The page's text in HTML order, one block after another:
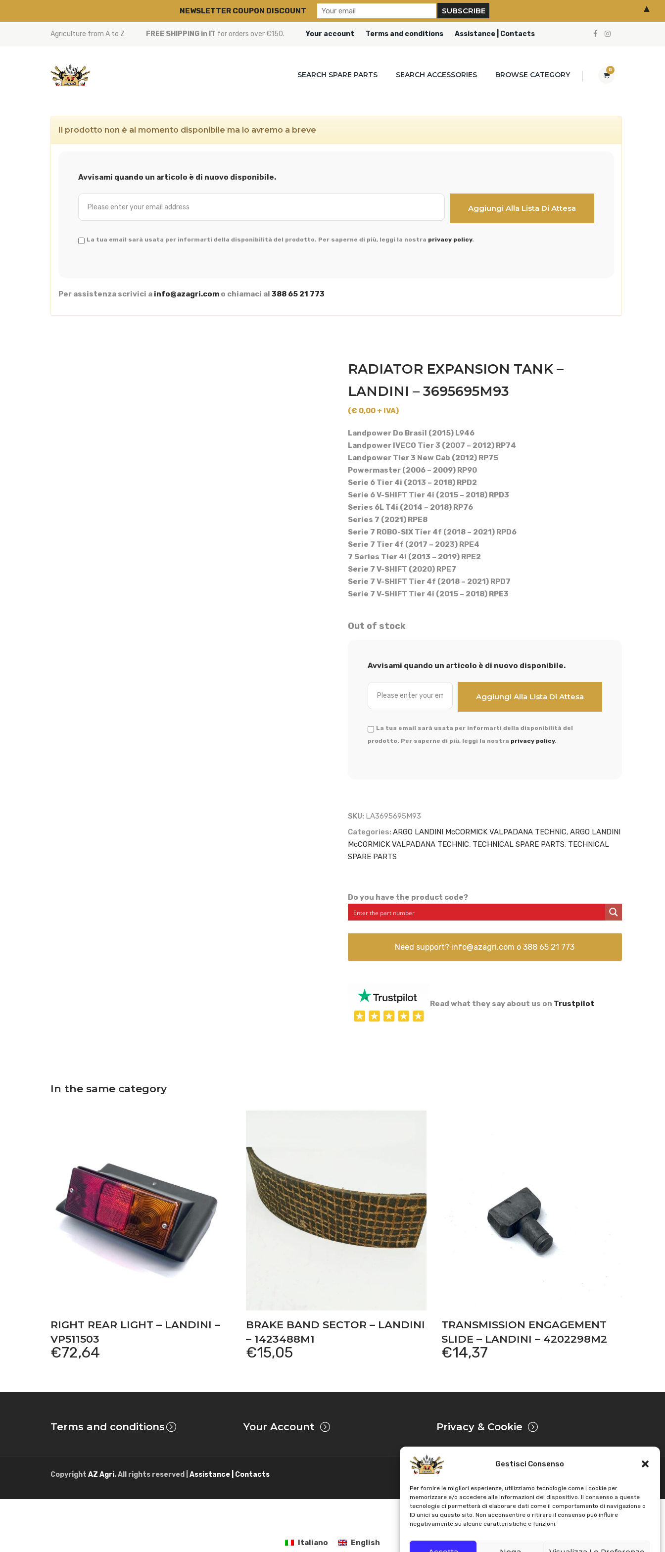
Gestisci Consenso
Per fornire le migliori esperienze, utilizziamo tecnologie come i cookie per
memorizzare e/o accedere alle informazioni del dispositivo. Il consenso a queste
tecnologie ci permetterà di elaborare dati come il comportamento di navigazione o
ID unici su questo sito. Non acconsentire o ritirare il consenso può influire
negativamente su alcune caratteristiche e funzioni.
Agriculture from A to Z FREE SHIPPING in IT for orders over €150. Your account Terms and conditions Assistance | Contacts
0
SEARCH SPARE PARTS SEARCH ACCESSORIES BROWSE CATEGORY
Il prodotto non è al momento disponibile ma lo avremo a breve
Avvisami quando un articolo è di nuovo disponibile.
La tua email sarà usata per informarti della disponibilità del prodotto. Per saperne di più, leggi la nostra privacy policy.
Per assistenza scrivici a info@azagri.com o chiamaci al 388 65 21 773
RADIATOR EXPANSION TANK –
LANDINI – 3695695M93
(€ 0,00 + IVA)
Landpower Do Brasil (2015) L946
Landpower IVECO Tier 3 (2007 – 2012) RP74
Landpower Tier 3 New Cab (2012) RP75
Powermaster (2006 – 2009) RP90
Serie 6 Tier 4i (2013 – 2018) RPD2
Serie 6 V-SHIFT Tier 4i (2015 – 2018) RPD3
Series 6L T4i (2014 – 2018) RP76
Series 7 (2021) RPE8
Serie 7 ROBO-SIX Tier 4f (2018 – 2021) RPD6
Serie 7 Tier 4f (2017 – 2023) RPE4
7 Series Tier 4i (2013 – 2019) RPE2
Serie 7 V-SHIFT (2020) RPE7
Serie 7 V-SHIFT Tier 4f (2018 – 2021) RPD7
Serie 7 V-SHIFT Tier 4i (2015 – 2018) RPE3
Out of stock
Avvisami quando un articolo è di nuovo disponibile.
La tua email sarà usata per informarti della disponibilità del
prodotto. Per saperne di più, leggi la nostra privacy policy.
SKU: LA3695695M93
Categories: ARGO LANDINI McCORMICK VALPADANA TECHNIC, ARGO LANDINI
McCORMICK VALPADANA TECHNIC, TECHNICAL SPARE PARTS, TECHNICAL
SPARE PARTS
Do you have the product code?
Need support? info@azagri.com o388 65 21 773
Read what they say about us on Trustpilot
In the same category
RIGHT REAR LIGHT – LANDINI –
VP511503
€72,64
BRAKE BAND SECTOR – LANDINI
– 1423488M1
€15,05
TRANSMISSION ENGAGEMENT
SLIDE – LANDINI – 4202298M2
€14,37
Terms and conditions Your Account Privacy & Cookie
Copyright AZ Agri. All rights reserved | Assistance | Contacts
NEWSLETTER COUPON DISCOUNT ▲
Italiano English